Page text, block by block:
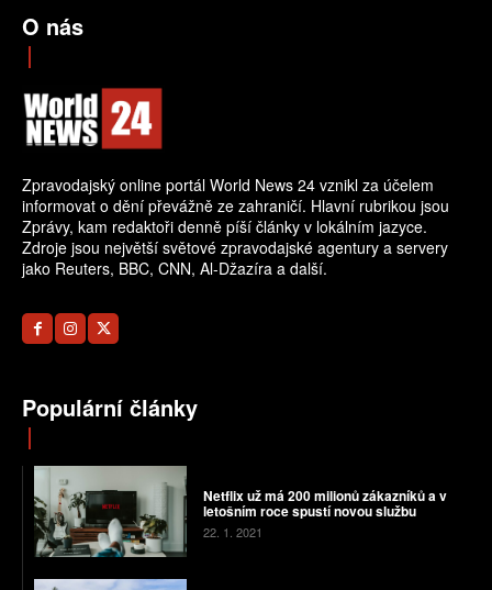
O nás
Zpravodajský online portál World News 24 vznikl za účelem
informovat o dění převážně ze zahraničí. Hlavní rubrikou jsou
Zprávy, kam redaktoři denně píší články v lokálním jazyce.
Zdroje jsou největší světové zpravodajské agentury a servery
jako Reuters, BBC, CNN, Al-Džazíra a další.
Populární články
Netflix už má 200 milionů zákazníků a v
letošním roce spustí novou službu
22. 1. 2021